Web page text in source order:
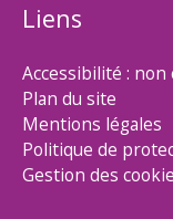
Liens
Accessibilité :
Plan du site
Mentions légales
Politique de
Gestion des